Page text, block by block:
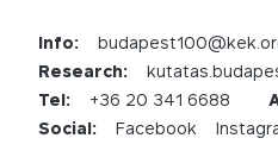
Info:
Research:
Tel:
+36 20 341 6688
Social:
Facebook